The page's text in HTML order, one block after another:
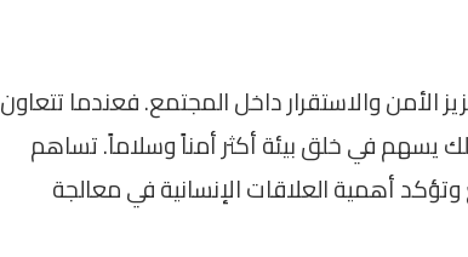
الأمن والاستقرار داخل المجتمع. فعندما تتعاون
يسهم في خلق بيئة أكثر أمناً وسلاماً. تساهم
أهمية العلاقات الإنسانية في معالجة